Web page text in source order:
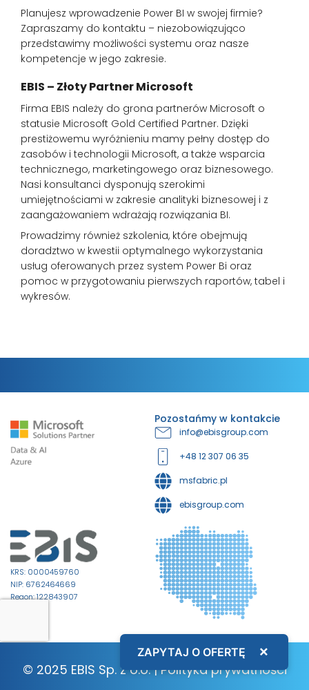
Planujesz wprowadzenie Power BI w swojej firmie?
Zapraszamy do kontaktu – niezobowiązująco
przedstawimy możliwości systemu oraz nasze
kompetencje w jego zakresie.
EBIS – Złoty Partner Microsoft
Firma EBIS należy do grona partnerów Microsoft o
statusie Microsoft Gold Certified Partner. Dzięki
prestiżowemu wyróżnieniu mamy pełny dostęp do
zasobów i technologii Microsoft, a także wsparcia
technicznego, marketingowego oraz biznesowego.
Nasi konsultanci dysponują szerokimi
umiejętnościami w zakresie analityki biznesowej i z
zaangażowaniem wdrażają rozwiązania BI.
Prowadzimy również szkolenia, które obejmują
doradztwo w kwestii optymalnego wykorzystania
usług oferowanych przez system Power Bi oraz
pomoc w przygotowaniu pierwszych raportów, tabel i
wykresów.
Pozostańmy w kontakcie
info@ebisgroup.com
+48 12 307 06 35
msfabric.pl
ebisgroup.com
KRS: 0000459760
NIP: 6762464669
Regon: 122843907
© 2025 EBIS Sp. z o.o. |Polityka prywatności
ZAPYTAJ O OFERTĘ ×